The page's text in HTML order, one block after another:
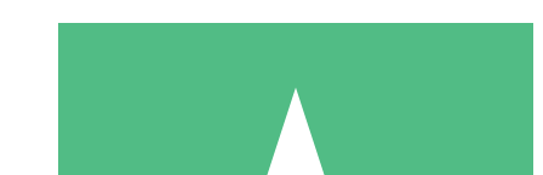
Pacotes de Créditos Individuais